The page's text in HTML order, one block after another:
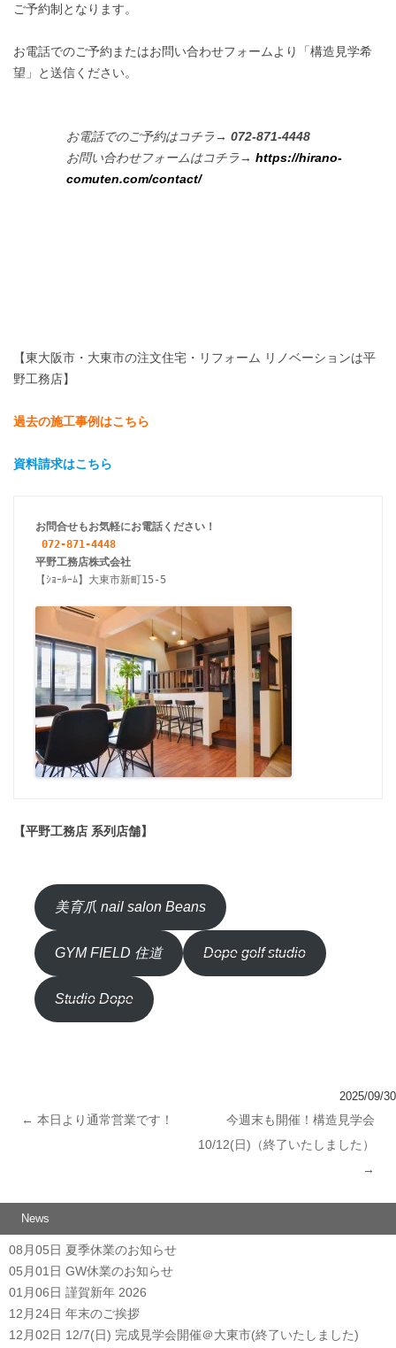
ご予約制となります。
お電話でのご予約またはお問い合わせフォームより「構造見学希
望」と送信ください。
お電話でのご予約はコチラ→ 072-871-4448
お問い合わせフォームはコチラ→ https://hirano-
comuten.com/contact/
【東大阪市・大東市の注文住宅・リフォーム リノベーションは平
野工務店】
過去の施工事例はこちら
資料請求はこちら
お問合せもお気軽にお電話ください！
072-871-4448
【ｼｮｰﾙｰﾑ】大東市新町15-5
【平野工務店 系列店舗】
美育爪 nail salon Beans
GYM FIELD 住道 Dope golf studio
Studio Dope
2025/09/30
← 本日より通常営業です！
今週末も開催！構造見学会
10/12(日)（終了いたしました）
→
News
08月05日 夏季休業のお知らせ
05月01日 GW休業のお知らせ
01月06日 謹賀新年 2026
12月24日 年末のご挨拶
12月02日 12/7(日) 完成見学会開催＠大東市(終了いたしました)